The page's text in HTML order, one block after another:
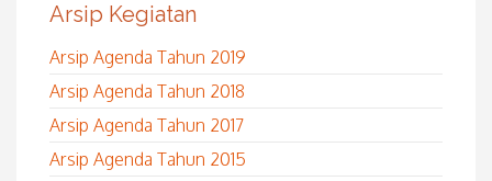
Arsip Kegiatan
Arsip Agenda Tahun 2019
Arsip Agenda Tahun 2018
Arsip Agenda Tahun 2017
Arsip Agenda Tahun 2015